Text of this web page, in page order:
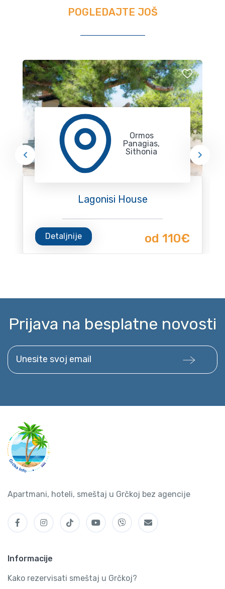
POGLEDAJTE JOŠ
Ormos
Panagias,
Sithonia
Lagonisi House
Detaljnije od 110€
Prijava na besplatne novosti
Unesite svoj email
Apartmani, hoteli, smeštaj u Grčkoj bez agencije
Informacije
Kako rezervisati smeštaj u Grčkoj?